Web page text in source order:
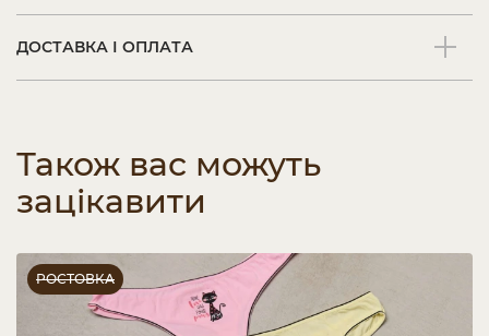
ДОСТАВКА І ОПЛАТА
Також вас можуть
зацікавити
РОСТОВКА